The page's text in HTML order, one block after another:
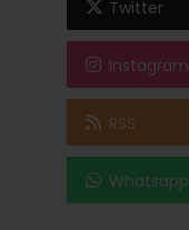
Twitter
Instagram
RSS
Whatsapp